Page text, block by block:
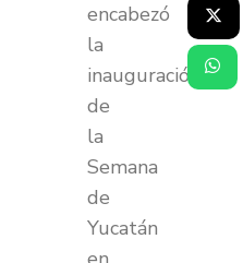
encabezó
la
inauguración
de
la
Semana
de
Yucatán